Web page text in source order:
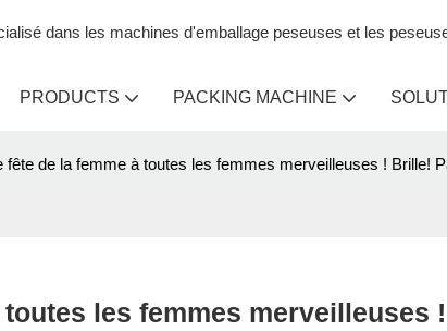
dans les machines d'emballage peseuses et les
PRODUCTS PACKING MACHINE
fête de la femme à toutes les femmes merveilleuses ! Brille!
les femmes merveilleuses